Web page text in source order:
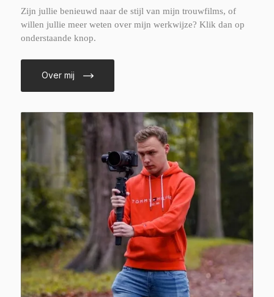
Zijn jullie benieuwd naar de stijl van mijn trouwfilms, of
willen jullie meer weten over mijn werkwijze? Klik dan op
onderstaande knop.
Over mij